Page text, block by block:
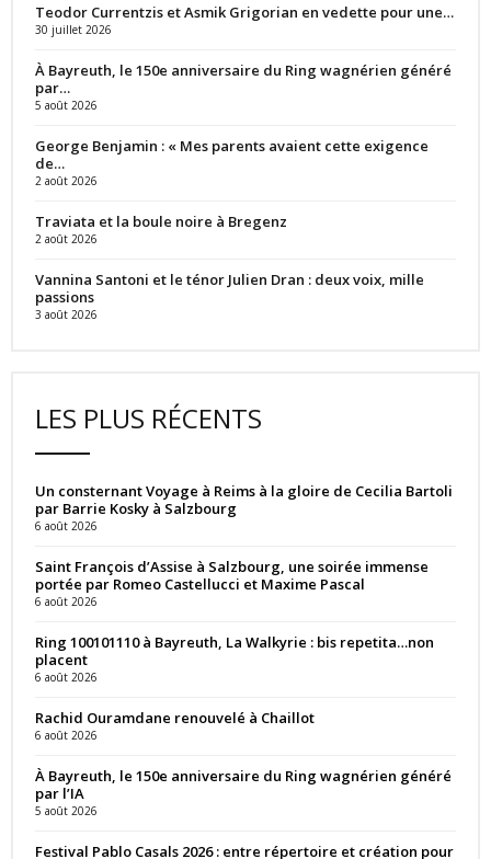
Teodor Currentzis et Asmik Grigorian en vedette pour une…
30 juillet 2026
À Bayreuth, le 150e anniversaire du Ring wagnérien généré
par…
5 août 2026
George Benjamin : « Mes parents avaient cette exigence
de…
2 août 2026
Traviata et la boule noire à Bregenz
2 août 2026
Vannina Santoni et le ténor Julien Dran : deux voix, mille
passions
3 août 2026
LES PLUS RÉCENTS
Un consternant Voyage à Reims à la gloire de Cecilia Bartoli
par Barrie Kosky à Salzbourg
6 août 2026
Saint François d’Assise à Salzbourg, une soirée immense
portée par Romeo Castellucci et Maxime Pascal
6 août 2026
Ring 100101110 à Bayreuth, La Walkyrie : bis repetita…non
placent
6 août 2026
Rachid Ouramdane renouvelé à Chaillot
6 août 2026
À Bayreuth, le 150e anniversaire du Ring wagnérien généré
par l’IA
5 août 2026
Festival Pablo Casals 2026 : entre répertoire et création pour